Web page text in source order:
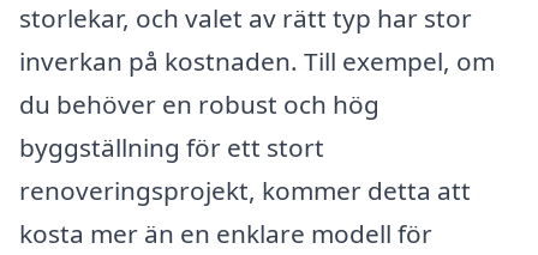
storlekar, och valet av rätt typ har stor
inverkan på kostnaden. Till exempel, om
du behöver en robust och hög
byggställning för ett stort
renoveringsprojekt, kommer detta att
kosta mer än en enklare modell för